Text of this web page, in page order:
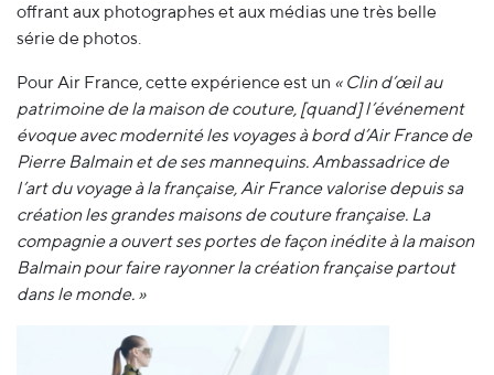
offrant aux photographes et aux médias une très belle
série de photos.
Pour Air France, cette expérience est un « Clin d’œil au
patrimoine de la maison de couture, [quand] l’événement
évoque avec modernité les voyages à bord d’Air France de
Pierre Balmain et de ses mannequins. Ambassadrice de
l’art du voyage à la française, Air France valorise depuis sa
création les grandes maisons de couture française. La
compagnie a ouvert ses portes de façon inédite à la maison
Balmain pour faire rayonner la création française partout
dans le monde. »